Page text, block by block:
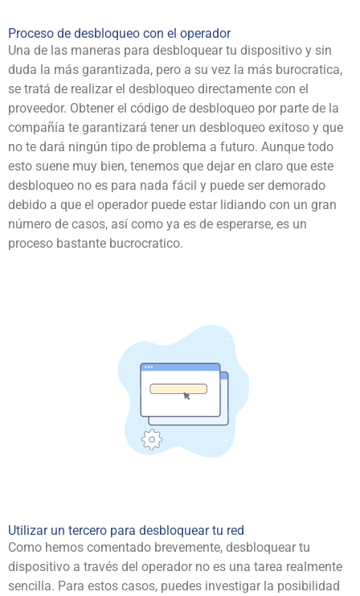
Proceso de desbloqueo con el operador
Una de las maneras para desbloquear tu dispositivo y sin
duda la más garantizada, pero a su vez la más burocratica,
se tratá de realizar el desbloqueo directamente con el
proveedor. Obtener el código de desbloqueo por parte de la
compañía te garantizará tener un desbloqueo exitoso y que
no te dará ningún tipo de problema a futuro. Aunque todo
esto suene muy bien, tenemos que dejar en claro que este
desbloqueo no es para nada fácil y puede ser demorado
debido a que el operador puede estar lidiando con un gran
número de casos, así como ya es de esperarse, es un
proceso bastante bucrocratico.
Utilizar un tercero para desbloquear tu red
Como hemos comentado brevemente, desbloquear tu
dispositivo a través del operador no es una tarea realmente
sencilla. Para estos casos, puedes investigar la posibilidad